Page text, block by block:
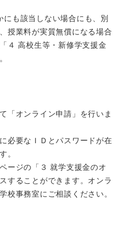
も該当しない場合にも、別
授業料が実質無償になる場合
４ 高校生等・新修学支援金
「オンライン申請」を行いま
必要なＩＤとパスワードが在
。
ージの「３ 就学支援金のオ
することができます。オンラ
校事務室にご相談ください。